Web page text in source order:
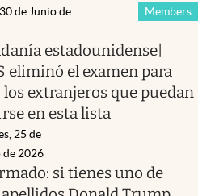
Members
de Junio de
estadounidense|
eliminó el examen para
extranjeros que puedan
en esta lista
25 de
de 2026
si tienes uno de